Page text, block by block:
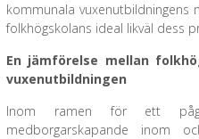
kommunala vuxenutbildningens
folkhögskolans ideal likväl dess
En jämförelse mellan
vuxenutbildningen
Inom ramen för ett
medborgarskapande inom